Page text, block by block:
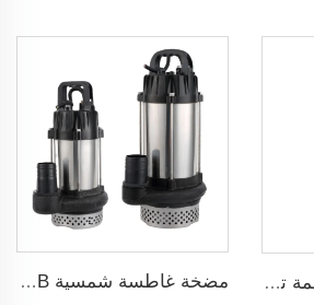
مضخات مياه آبار ضخمة تعمل بالطاقة الشمسية مضخة غاطسة شمسية ZQB مضخة ري لمياه الري